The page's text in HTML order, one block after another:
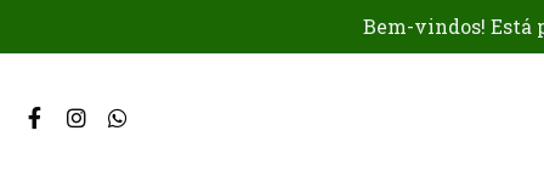
Bem-vindos! Está